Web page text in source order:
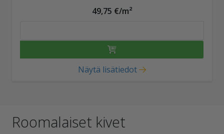
49,75 €/m²
Näytä lisätiedot
Roomalaiset kivet